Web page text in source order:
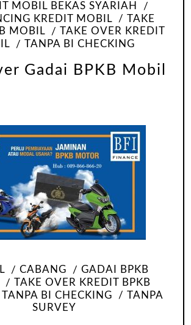
MOBIL BEKAS SYARIAH
KREDIT MOBIL
TAKE
MOBIL
TAKE OVER KREDIT
TANPA BI CHECKING
Gadai BPKB Mobil
CABANG
GADAI BPKB
TAKE OVER KREDIT BPKB
TANPA BI CHECKING
TANPA
SURVEY